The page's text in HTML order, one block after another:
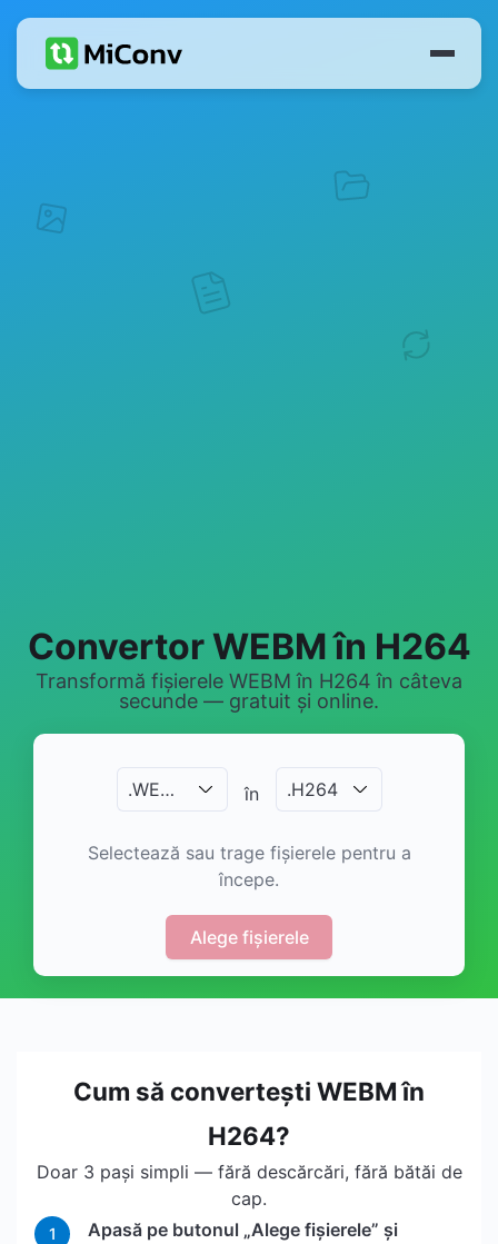
Convertor WEBM în H264
Transformă fișierele WEBM în H264 în câteva
secunde — gratuit și online.
.WEBM în .H264
Selectează sau trage fișierele pentru a
începe.
Alege fișierele
Cum să convertești WEBM în
H264?
Doar 3 pași simpli — fără descărcări, fără bătăi de
cap.
1
Apasă pe butonul „Alege fișierele” și